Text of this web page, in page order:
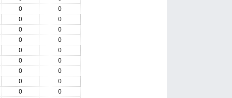
0
0
0
0
0
0
0
0
0
0
0
0
0
0
0
0
0
0